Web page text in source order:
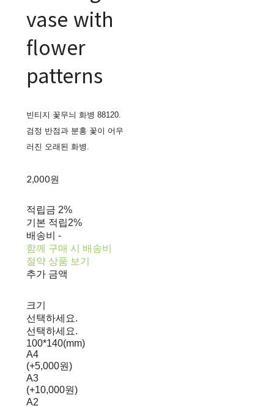
vase with
flower
patterns
빈티지 꽃무늬 화병 88120.
검정 반점과 분홍 꽃이 어우
러진 오래된 화병.
2,000원
적립금 2%
기본 적립2%
배송비 -
함께 구매 시 배송비
절약 상품 보기
추가 금액
크기
선택하세요.
선택하세요.
100*140(mm)
A4
(+5,000원)
A3
(+10,000원)
A2